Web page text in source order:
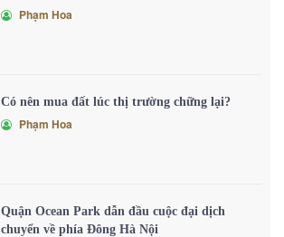
Phạm Hoa
Có nên mua đất lúc thị trường chững lại?
Phạm Hoa
Quận Ocean Park dẫn đầu cuộc đại dịch
chuyển về phía Đông Hà Nội